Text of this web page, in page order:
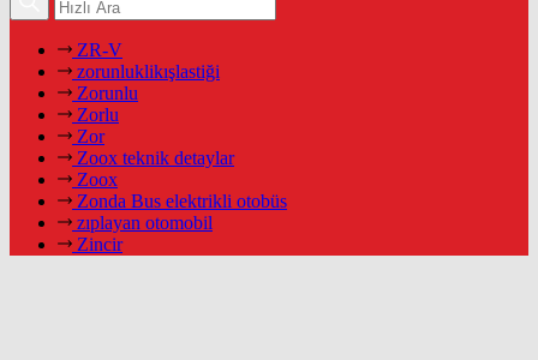
ZR-V
zorunluklikışlastiği
Zorunlu
Zorlu
Zor
Zoox teknik detaylar
Zoox
Zonda Bus elektrikli otobüs
zıplayan otomobil
Zincir